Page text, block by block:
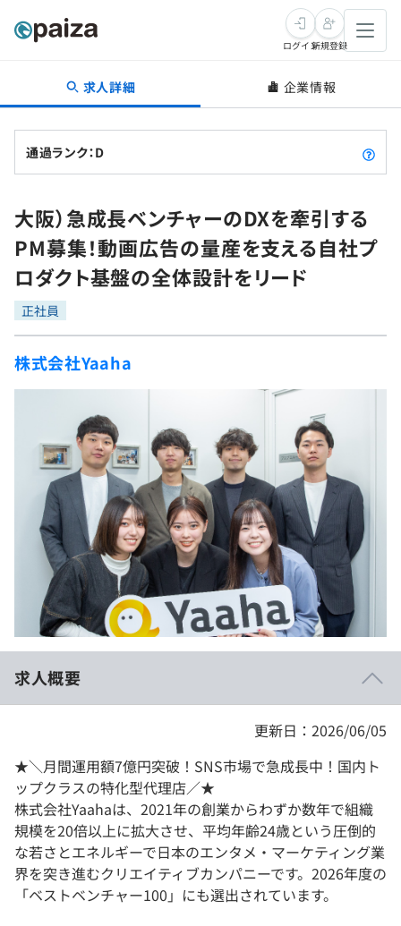
転職・キャリア
転職成功ガイド
転職エージェント
インタビュー
転職成功ガイド
新卒就活
求人検索
本選考
インターン
新卒エージェント
イベント・セミナー
インタビュー
就活成功ガイド
学習
問題集
4択課題
リファレンス
プラン
個人向けプラン
法人向けプラン
学校向けプラン
契約内容・クーポン
プログラミング言語
再チャレンジ結果一覧
ゲーム・マンガ
Tech Team Journal
paiza times
note
paizaとは？
ログイン新規登録
求人詳細 企業情報
通過ランク：D
大阪）急成長ベンチャーのDXを牽引する
PM募集！動画広告の量産を支える自社プ
ロダクト基盤の全体設計をリード
正社員
株式会社Yaaha
求人概要
更新日：2026/06/05
★＼月間運用額7億円突破！SNS市場で急成長中！国内ト
ップクラスの特化型代理店／★
株式会社Yaahaは、2021年の創業からわずか数年で組織
規模を20倍以上に拡大させ、平均年齢24歳という圧倒的
な若さとエネルギーで日本のエンタメ・マーケティング業
界を突き進むクリエイティブカンパニーです。2026年度の
「ベストベンチャー100」にも選出されています。